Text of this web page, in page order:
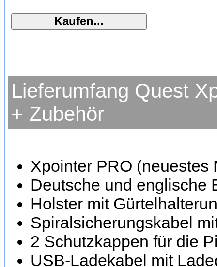
Lieferumfang Quest
+ Zubehör
Xpointer PRO (neuestes
Deutsche und englische
Holster mit
Spiralsicherungskabel
2 Schutzkappen für die
USB-Ladekabel mit